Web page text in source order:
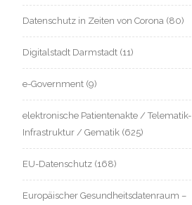
Datenschutz in Zeiten von Corona (80)
Digitalstadt Darmstadt (11)
e-Government (9)
elektronische Patientenakte / Telematik-
Infrastruktur / Gematik (625)
EU-Datenschutz (168)
Europäischer Gesundheitsdatenraum –